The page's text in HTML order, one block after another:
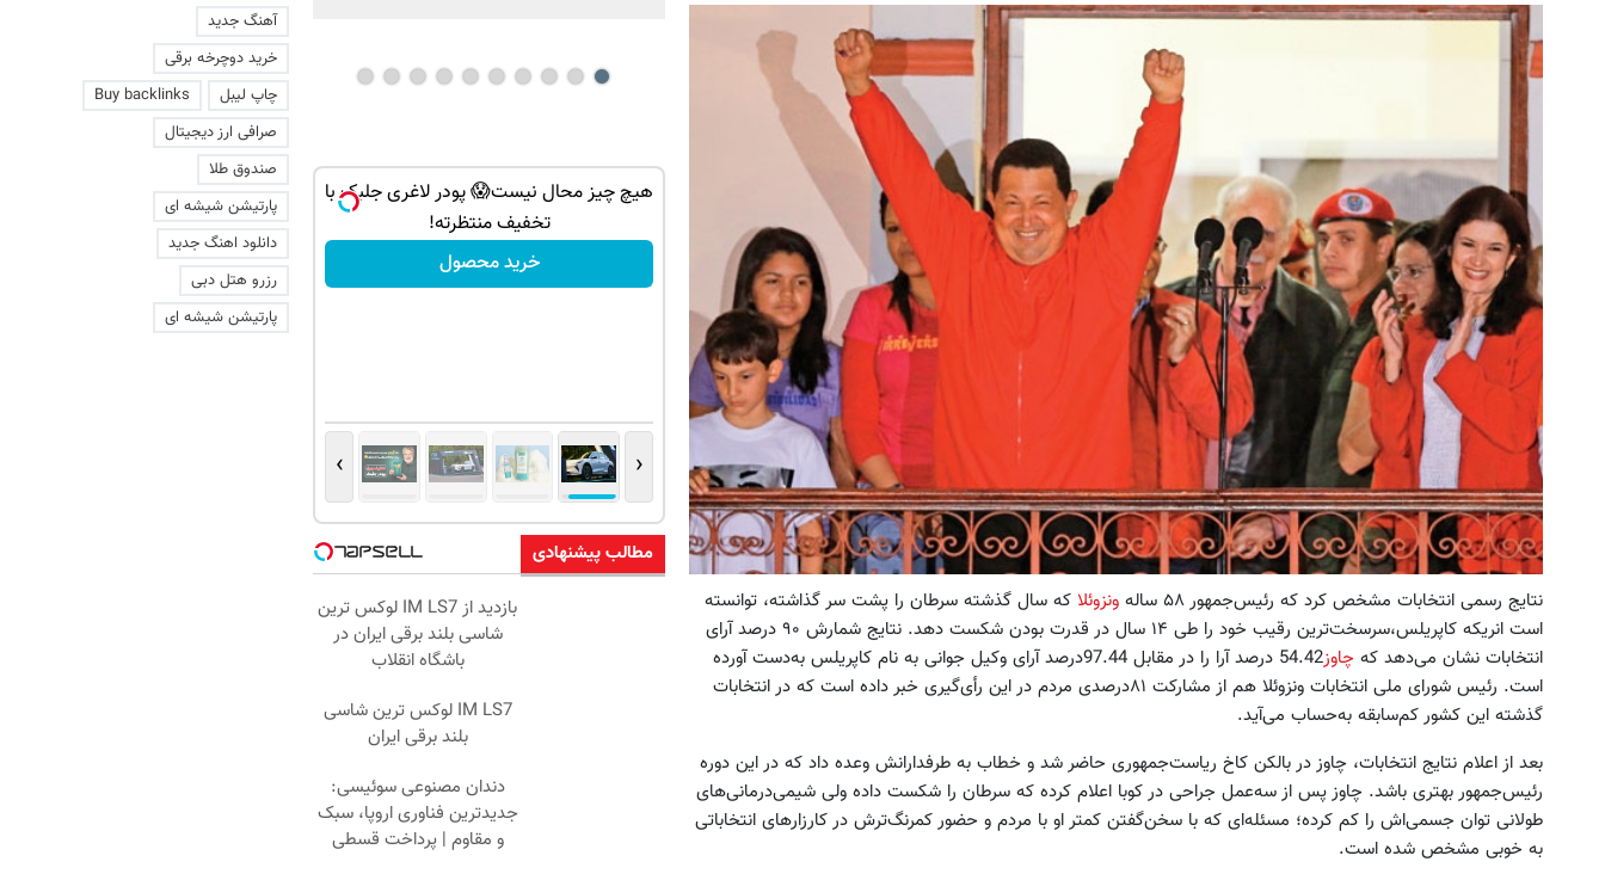
نتایج رسمی انتخابات مشخص کرد که رئیس‌جمهور ۵۸ ساله ونزوئلا که سال گذشته سرطان را پشت سر گذاشته، توانسته
است انریکه کاپریلس،سرسخت‌ترین رقیب خود را طی ۱۴ سال در قدرت بودن شکست دهد. نتایج شمارش ۹۰ درصد آرای
انتخابات نشان می‌دهد که چاوز
54.42 درصد آرا را در مقابل 97.44درصد آرای وکیل جوانی به نام کاپریلس به‌دست آورده
است. رئیس شورای ملی انتخابات ونزوئلا هم از مشارکت ۸۱درصدی مردم در این رأی‌گیری خبر داده است که در انتخابات
گذشته این کشور کم‌سابقه به‌حساب می‌آید.
بعد از اعلام نتایج انتخابات، چاوز در بالکن کاخ ریاست‌جمهوری حاضر شد و خطاب به طرفدارانش وعده داد که در این دوره
رئیس‌جمهور بهتری باشد. چاوز پس از سه‌عمل جراحی در کوبا اعلام کرده که سرطان را شکست داده ولی شیمی‌‌درمانی‌های
طولانی توان جسمی‌اش را کم کرده؛ مسئله‌ای که با سخن‌گفتن کمتر او با مردم و حضور کمرنگ‌ترش در کارزارهای انتخاباتی
به خوبی مشخص شده است.
بازدید از IM LS7 لوکس ترین شاسی بلند
برقی ایران در باشگاه انقلاب
ثبت درخواست
شامپو جلبک اسپیرولینا، دشمن شماره یک
ریزش مو!45%تخفیف ویژه
خرید محصول
IM LS7 لوکس ترین شاسی بلند برقی ایران
ثبت درخواست
هیچ چیز محال نیست😱 پودر لاغری جلبک با
تخفیف منتظرته!
خرید محصول
‹
›
مطالب پیشنهادی
بازدید از IM LS7 لوکس ترین
شاسی بلند برقی ایران در
باشگاه انقلاب
IM LS7 لوکس ترین شاسی
بلند برقی ایران
دندان مصنوعی سوئیسی:
جدیدترین فناوری اروپا، سبک
و مقاوم | پرداخت قسطی
آهنگ جدید
خرید دوچرخه برقی
چاپ لیبل
Buy backlinks
صرافی ارز دیجیتال
صندوق طلا
پارتیشن شیشه ای
دانلود اهنگ جدید
رزرو هتل دبی
پارتیشن شیشه ای